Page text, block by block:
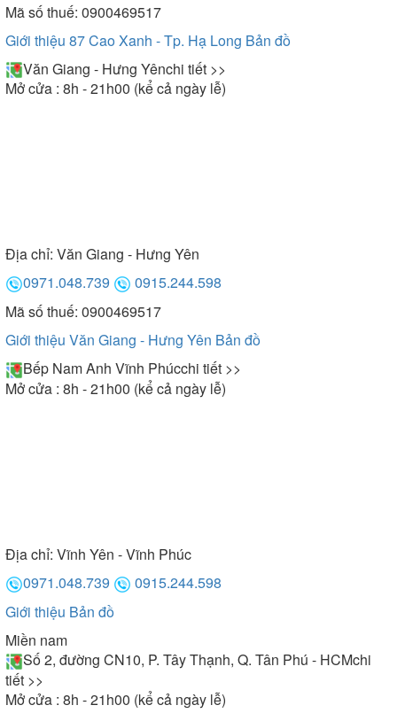
Mã số thuế: 0900469517
Giới thiệu 87 Cao Xanh - Tp. Hạ Long Bản đồ
Văn Giang - Hưng Yênchi tiết >>
Mở cửa : 8h - 21h00 (kể cả ngày lễ)
Địa chỉ: Văn Giang - Hưng Yên
0971.048.739
0915.244.598
Mã số thuế: 0900469517
Giới thiệu Văn Giang - Hưng Yên Bản đồ
Bếp Nam Anh Vĩnh Phúcchi tiết >>
Mở cửa : 8h - 21h00 (kể cả ngày lễ)
Địa chỉ: Vĩnh Yên - Vĩnh Phúc
0971.048.739
0915.244.598
Giới thiệu Bản đồ
Miền nam
Số 2, đường CN10, P. Tây Thạnh, Q. Tân Phú - HCMchi
tiết >>
Mở cửa : 8h - 21h00 (kể cả ngày lễ)